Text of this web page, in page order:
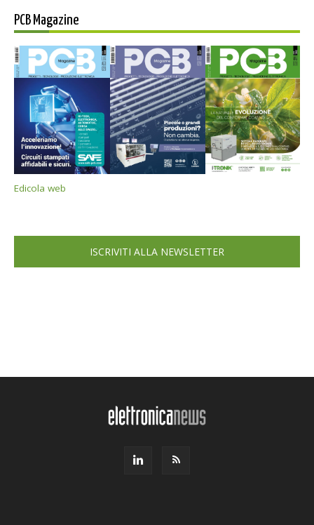
PCB Magazine
Edicola web
ISCRIVITI ALLA NEWSLETTER